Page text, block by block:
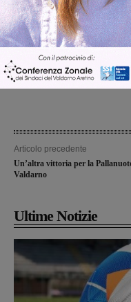
Cronaca 3 Agosto 2026
Scomparso da
Fiorentino l’uomo
Levane nel 2020
Articolo precedente
Un’altra vittoria per la
Valdarno
Ultime Notizie